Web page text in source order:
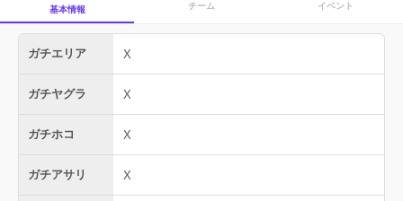
基本情報 チーム イベント
ガチエリア X
ガチヤグラ X
ガチホコ X
ガチアサリ X